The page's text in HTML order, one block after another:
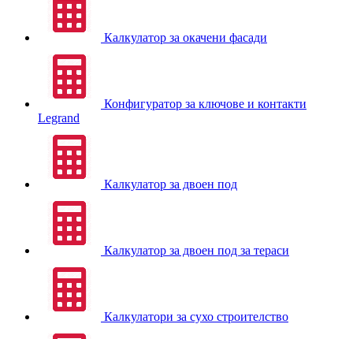
Калкулатор за окачени фасади
Конфигуратор за ключове и контакти
Legrand
Калкулатор за двоен под
Калкулатор за двоен под за тераси
Калкулатори за сухо строителство